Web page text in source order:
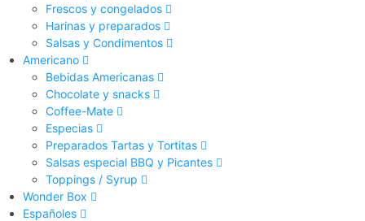
Frescos y congelados
Harinas y preparados
Salsas y Condimentos
Americano
Bebidas Americanas
Chocolate y snacks
Coffee-Mate
Especias
Preparados Tartas y Tortitas
Salsas especial BBQ y Picantes
Toppings / Syrup
Wonder Box
Españoles